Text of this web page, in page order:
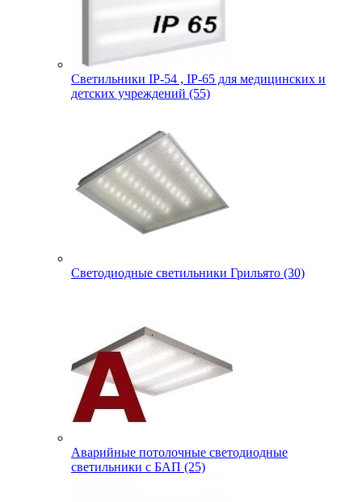
Светильники IP-54 , IP-65 для медицинских и
детских учреждений (55)
Светодиодные светильники Грильято (30)
Аварийные потолочные светодиодные
светильники с БАП (25)